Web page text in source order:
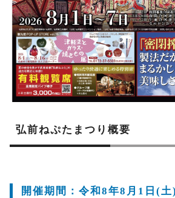
弘前ねぷたまつり概要
開催期間：令和8年8月1日(